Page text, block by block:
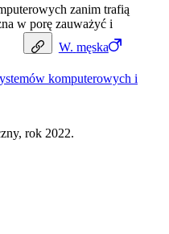
W. męska
zanim trafią
w porę zauważyć i
komputerowych i
rok 2022.